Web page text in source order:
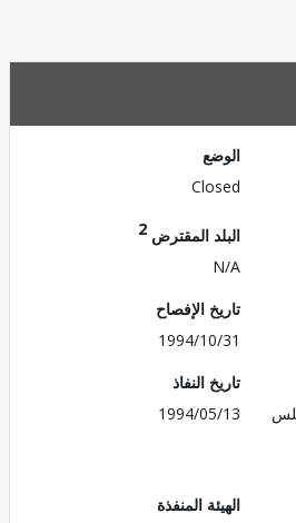
البلد المقترض
تاريخ الإفصاح
1994/10/31
تاريخ النفاذ
1994/05/13
الهيئة المنفذة